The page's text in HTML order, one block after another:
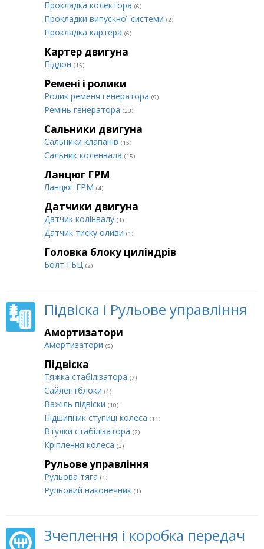
Прокладка колектора (6)
Прокладки випускної системи (2)
Прокладка картера (6)
Картер двигуна
Піддон (15)
Ремені і ролики
Ролик ременя генератора (9)
Ремінь генератора (23)
Сальники двигуна
Сальники клапанів (15)
Сальник коленвала (15)
Ланцюг ГРМ
Ланцюг ГРМ (4)
Датчики двигуна
Датчик колінвалу (1)
Датчик тиску оливи (1)
Головка блоку циліндрів
Болт ГБЦ (2)
Підвіска і Рульове управління
Амортизатори
Амортизатори (5)
Підвіска
Тяжка стабілізатора (7)
Сайлентблоки (1)
Важіль підвіски (10)
Підшипник ступиці колеса (11)
Втулки стабілізатора (2)
Кріплення колеса (3)
Рульове управління
Рульова тяга (1)
Рульовий наконечник (1)
Зчеплення і коробка передач